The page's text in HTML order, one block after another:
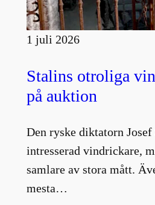
1 juli 2026
Stalins otroliga
på auktion
Den ryske diktatorn
intresserad vindrickare,
samlare av stora mått.
mesta…